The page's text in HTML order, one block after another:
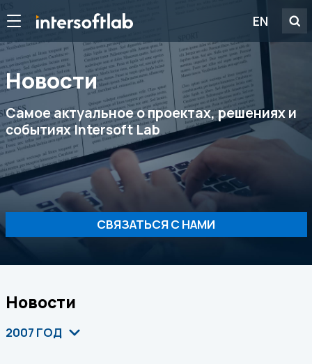
EN
Новости
Самое актуальное о проектах, решениях и
событиях Intersoft Lab
СВЯЗАТЬСЯ С НАМИ
Новости
2007 ГОД